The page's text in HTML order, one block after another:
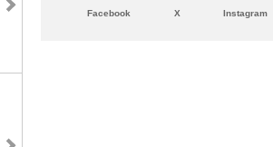
Facebook X Instagram